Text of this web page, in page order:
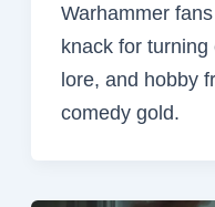
Warhammer
knack for
lore, and hobby
comedy gold.